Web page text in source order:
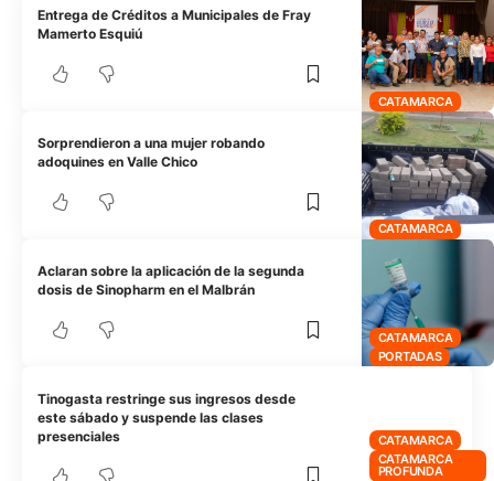
CATAMARCA
Entrega de Créditos a Municipales de Fray
Mamerto Esquiú
CATAMARCA
Sorprendieron a una mujer robando
adoquines en Valle Chico
CATAMARCA
PORTADAS
Aclaran sobre la aplicación de la segunda
dosis de Sinopharm en el Malbrán
CATAMARCA
CATAMARCA
PROFUNDA
Tinogasta restringe sus ingresos desde
este sábado y suspende las clases
presenciales